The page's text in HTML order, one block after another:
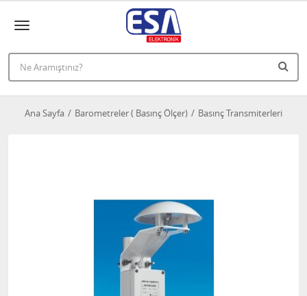
Ana Sayfa Barometreler ( Basınç Ölçer) Basınç Transmiterleri